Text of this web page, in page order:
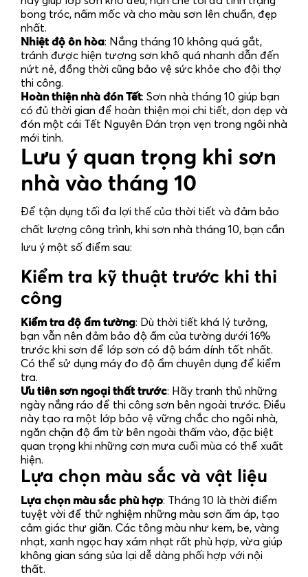
bong tróc, nấm mốc và cho màu sơn lên chuẩn, đẹp
nhất.
Nhiệt độ ôn hòa: Nắng tháng 10 không quá gắt,
tránh được hiện tượng sơn khô quá nhanh dẫn đến
nứt nẻ, đồng thời cũng bảo vệ sức khỏe cho đội thợ
thi công.
Hoàn thiện nhà đón Tết: Sơn nhà tháng 10 giúp bạn
có đủ thời gian để hoàn thiện mọi chi tiết, dọn dẹp và
đón một cái Tết Nguyên Đán trọn vẹn trong ngôi nhà
mới tinh.
Lưu ý quan trọng khi sơn
nhà vào tháng 10
Để tận dụng tối đa lợi thế của thời tiết và đảm bảo
chất lượng công trình, khi sơn nhà tháng 10, bạn cần
lưu ý một số điểm sau:
Kiểm tra kỹ thuật trước khi thi
công
Kiểm tra độ ẩm tường: Dù thời tiết khá lý tưởng,
bạn vẫn nên đảm bảo độ ẩm của tường dưới 16%
trước khi sơn để lớp sơn có độ bám dính tốt nhất.
Có thể sử dụng máy đo độ ẩm chuyên dụng để kiểm
tra.
Ưu tiên sơn ngoại thất trước: Hãy tranh thủ những
ngày nắng ráo để thi công sơn bên ngoài trước. Điều
này tạo ra một lớp bảo vệ vững chắc cho ngôi nhà,
ngăn chặn độ ẩm từ bên ngoài thấm vào, đặc biệt
quan trọng khi những cơn mưa cuối mùa có thể xuất
hiện.
Lựa chọn màu sắc và vật liệu
Lựa chọn màu sắc phù hợp: Tháng 10 là thời điểm
tuyệt vời để thử nghiệm những màu sơn ấm áp, tạo
cảm giác thư giãn. Các tông màu như kem, be, vàng
nhạt, xanh ngọc hay xám nhạt rất phù hợp, vừa giúp
không gian sáng sủa lại dễ dàng phối hợp với nội
thất.